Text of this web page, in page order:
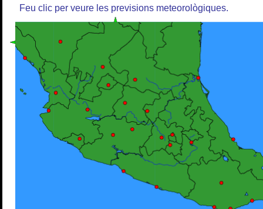
Feu clic per veure les previsions meteorològiques.